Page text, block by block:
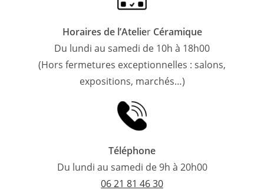
Horaires de l’Atelier Céramique
Du lundi au samedi de 10h à 18h00
(Hors fermetures exceptionnelles : salons,
expositions, marchés…)
Téléphone
Du lundi au samedi de 9h à 20h00
06 21 81 46 30